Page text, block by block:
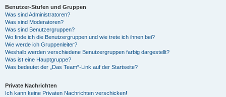
Benutzer-Stufen und Gruppen
Was sind Administratoren?
Was sind Moderatoren?
Was sind Benutzergruppen?
Wo finde ich die Benutzergruppen und wie trete ich ihnen bei?
Wie werde ich Gruppenleiter?
Weshalb werden verschiedene Benutzergruppen farbig dargestellt?
Was ist eine Hauptgruppe?
Was bedeutet der „Das Team“-Link auf der Startseite?
Private Nachrichten
Ich kann keine Privaten Nachrichten verschicken!